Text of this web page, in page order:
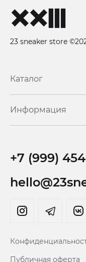
23 sneaker store
Каталог
Информация
+7 (999)
Публичная оферта